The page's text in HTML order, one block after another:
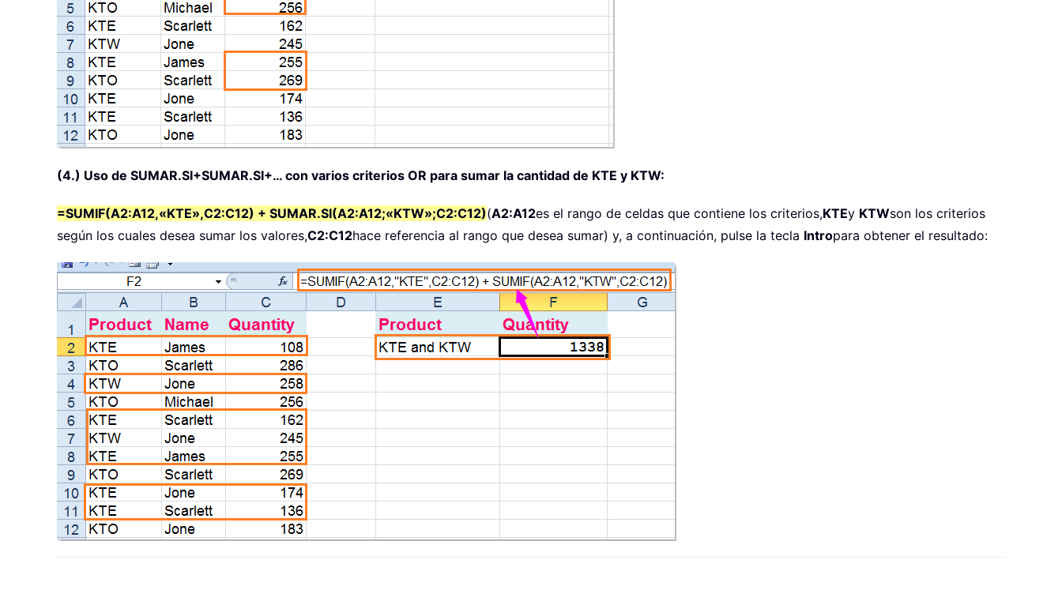
(4.) Uso de SUMAR.SI+SUMAR.SI+… con varios criterios OR para sumar la cantidad de KTE y KTW:
=SUMIF(A2:A12,«KTE»,C2:C12) + SUMAR.SI(A2:A12;«KTW»;C2:C12)(A2:A12es el rango de celdas que contiene los criterios,KTEy KTWson los criterios
según los cuales desea sumar los valores,C2:C12hace referencia al rango que desea sumar) y, a continuación, pulse la tecla Intropara obtener el resultado: